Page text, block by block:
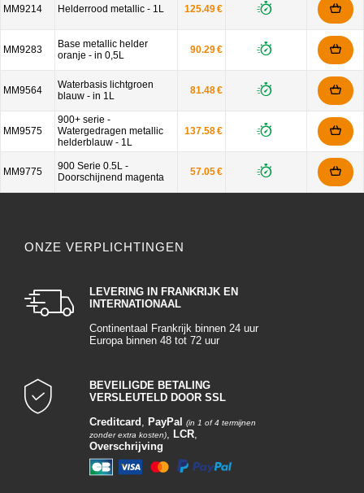
MM9214 Helderrood metallic - 1L 125.49 €
MM9283
Base metallic helder
oranje - in 0,5L
90.29 €
MM9564
Waterbasis lichtgroen
blauw - in 1L
81.48 €
MM9575
900+ serie -
Watergedragen metallic
helderblauw - 1L
137.58 €
MM9775
900 Serie 0.5L -
Doorschijnend magenta
57.05 €
ONZE VERPLICHTINGEN
LEVERING IN FRANKRIJK EN
INTERNATIONAAL
Continentaal Frankrijk binnen 24 uur
Europa binnen 48 tot 72 uur
BEVEILIGDE BETALING
VERSLEUTELD DOOR SSL
Creditcard , PayPal
(in 1 of 4 termijnen
zonder extra kosten), LCR,
Overschrijving